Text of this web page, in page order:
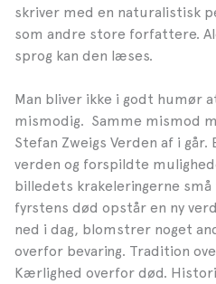
skriver med en naturalistisk
som andre store forfattere.
sprog kan den læses.
Man bliver ikke i godt humør
mismodig. Samme mismod
Stefan Zweigs Verden af i
verden og forspildte
billedets krakeleringerne
fyrstens død opstår en ny
ned i dag, blomstrer noget
overfor bevaring. Tradition
Kærlighed overfor død.